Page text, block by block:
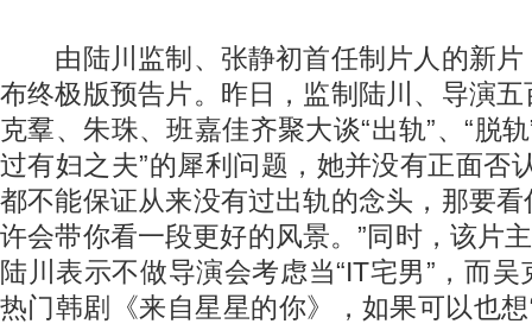
由陆川监制、张静初首任制片人的新片
布终极版预告片。昨日，监制陆川、导演
克羣、朱珠、班嘉佳齐聚大谈“出轨”、“脱
过有妇之夫”的犀利问题，她并没有正面否
都不能保证从来没有过出轨的念头，那要
许会带你看一段更好的风景。”同时，该片
陆川表示不做导演会考虑当“IT宅男”，而
热门韩剧《来自星星的你》，如果可以也